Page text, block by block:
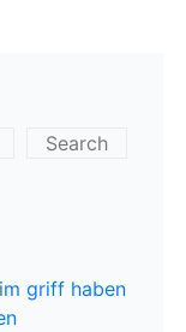
Search
griff haben